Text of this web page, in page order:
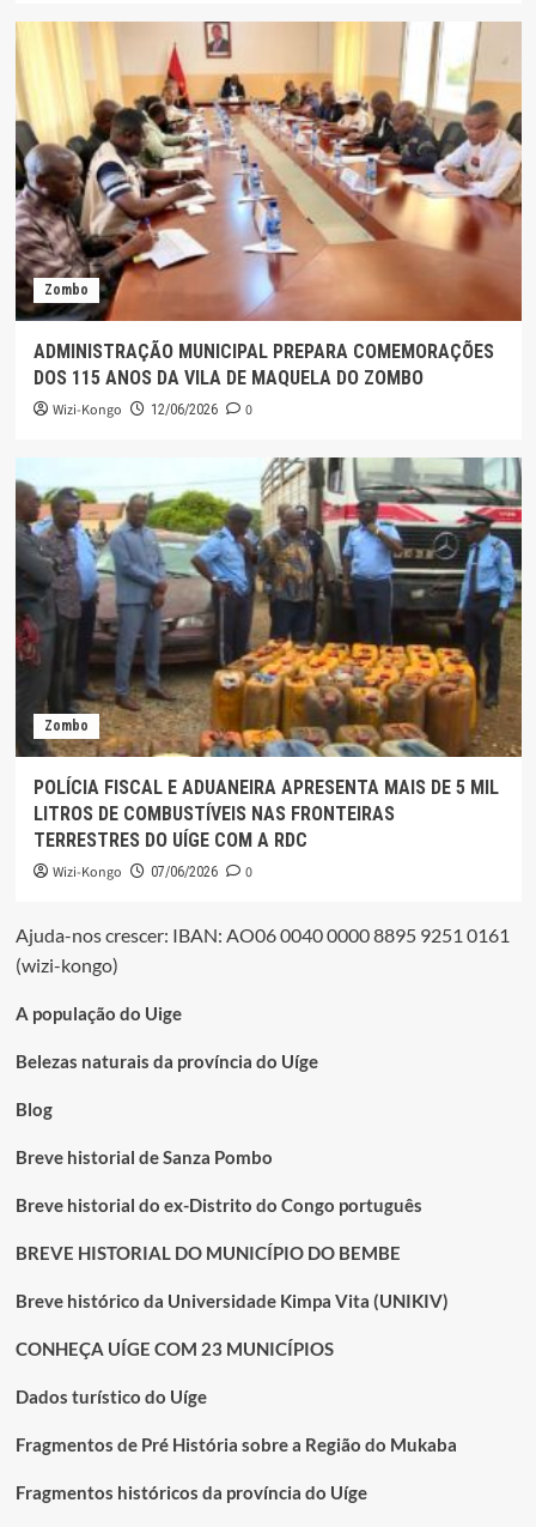
Zombo
ADMINISTRAÇÃO MUNICIPAL PREPARA COMEMORAÇÕES
DOS 115 ANOS DA VILA DE MAQUELA DO ZOMBO
Wizi-Kongo 12/06/2026 0
Zombo
POLÍCIA FISCAL E ADUANEIRA APRESENTA MAIS DE 5 MIL
LITROS DE COMBUSTÍVEIS NAS FRONTEIRAS
TERRESTRES DO UÍGE COM A RDC
Wizi-Kongo 07/06/2026 0
Ajuda-nos crescer: IBAN: AO06 0040 0000 8895 9251 0161
(wizi-kongo)
A população do Uige
Belezas naturais da província do Uíge
Blog
Breve historial de Sanza Pombo
Breve historial do ex-Distrito do Congo português
BREVE HISTORIAL DO MUNICÍPIO DO BEMBE
Breve histórico da Universidade Kimpa Vita (UNIKIV)
CONHEÇA UÍGE COM 23 MUNICÍPIOS
Dados turístico do Uíge
Fragmentos de Pré História sobre a Região do Mukaba
Fragmentos históricos da província do Uíge